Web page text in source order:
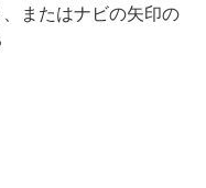
またはナビの矢印の